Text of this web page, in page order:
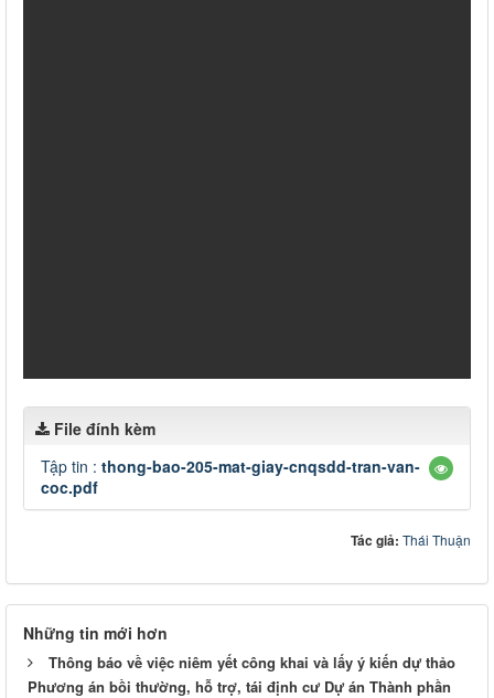
File đính kèm
Tập tin : thong-bao-205-mat-giay-cnqsdd-tran-van-
coc.pdf
Tác giả: Thái Thuận
Những tin mới hơn
Thông báo về việc niêm yết công khai và lấy ý kiến dự thảo
Phương án bồi thường, hỗ trợ, tái định cư Dự án Thành phần